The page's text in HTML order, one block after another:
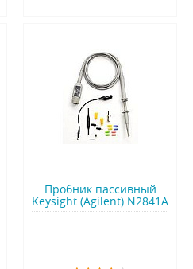
Пробник пассивный
Keysight (Agilent) N2841A